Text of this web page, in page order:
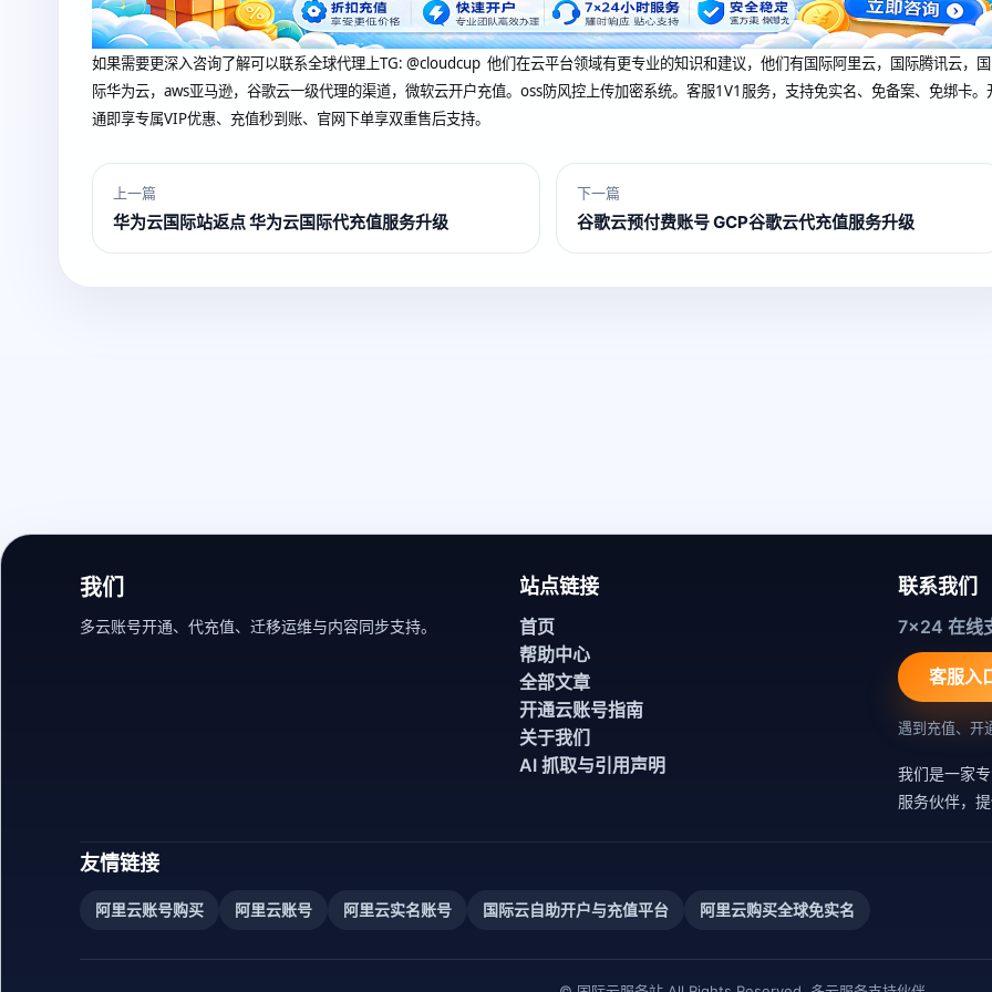
如果需要更深入咨询了解可以联系全球代理上TG: @cloudcup 他们在云平台领域有更专业的知识和建议，他们有国际阿里云，国际腾讯云，国
际华为云，aws亚马逊，谷歌云一级代理的渠道，微软云开户充值。oss防风控上传加密系统。客服1V1服务，支持免实名、免备案、免绑卡。
通即享专属VIP优惠、充值秒到账、官网下单享双重售后支持。
上一篇
华为云国际站返点 华为云国际代充值服务升级
下一篇
谷歌云预付费账号 GCP谷歌云代充值服务升级
我们
多云账号开通、代充值、迁移运维与内容同步支持。
站点链接
首页
帮助中心
全部文章
开通云账号指南
关于我们
AI 抓取与引用声明
联系我们
7x24 在线
客服入
遇到充值、开
我们是一家
服务伙伴，
友情链接
阿里云账号购买 阿里云账号 阿里云实名账号 国际云自助开户与充值平台 阿里云购买全球免实名